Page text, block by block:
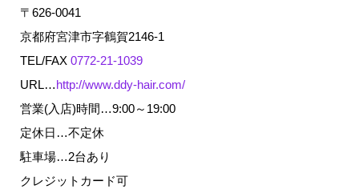
〒626-0041
京都府宮津市字鶴賀2146-1
TEL/FAX 0772-21-1039
URL…http://www.ddy-hair.com/
営業(入店)時間…9:00～19:00
定休日…不定休
駐車場…2台あり
クレジットカード可